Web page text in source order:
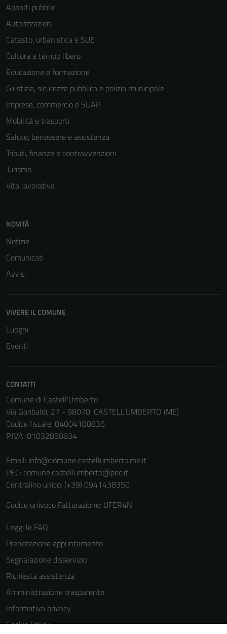
Appalti pubblici
Autorizzazioni
Catasto, urbanistica e SUE
Cultura e tempo libero
Educazione e formazione
Giustizia, sicurezza pubblica e polizia municipale
Imprese, commercio e SUAP
Mobilità e trasporti
Salute, benessere e assistenza
Tributi, finanze e contravvenzioni
Turismo
Vita lavorativa
NOVITÀ
Notizie
Comunicati
Avvisi
VIVERE IL COMUNE
Luoghi
Eventi
CONTATTI
Comune di Castell'Umberto
Via Garibaldi, 27 - 98070, CASTELL'UMBERTO (ME)
Codice fiscale: 84004180836
P.IVA: 01032850834
Email: info@comune.castellumberto.me.it
PEC: comune.castellumberto@pec.it
Centralino unico: (+39) 0941438350
Codice univoco Fatturazione: UFER4N
Leggi le FAQ
Prenotazione appuntamento
Segnalazione disservizio
Richiesta assistenza
Amministrazione trasparente
Informativa privacy
Cookie Policy
per il